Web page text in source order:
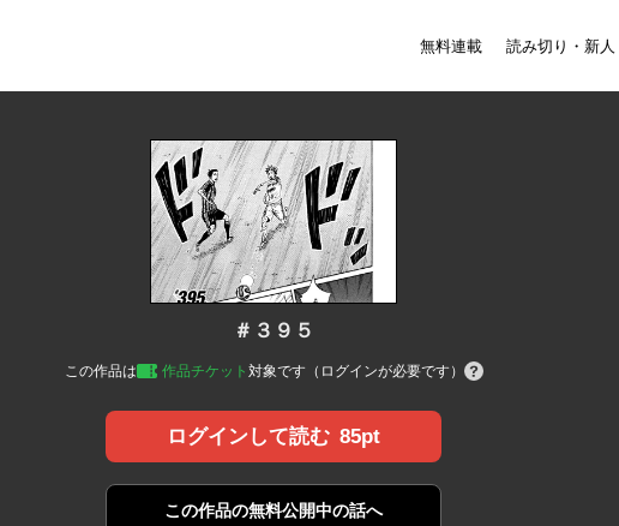
無料連載 読み切り・新人
＃３９５
この作品は 作品チケット 対象です（ログインが必要です）
ログインして読む 85pt
この作品の無料公開中の話へ